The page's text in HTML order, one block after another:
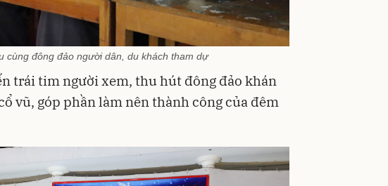
cùng đông đảo người dân, du khách tham dự
trái tim người xem, thu hút đông đảo khán
vũ, góp phần làm nên thành công của đêm